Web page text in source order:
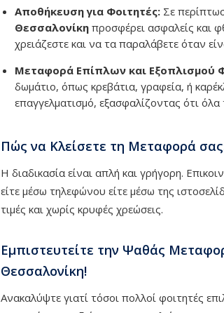
Αποθήκευση για Φοιτητές: Σε
Θεσσαλονίκη προσφέρει ασφαλείς και
χρειάζεστε και να τα παραλάβετε όταν
Μεταφορά Επίπλων και Εξοπλισμού
δωμάτιο, όπως κρεβάτια, γραφεία, ή
επαγγελματισμό, εξασφαλίζοντας ότι
Πώς να Κλείσετε τη Μεταφορά
Η διαδικασία είναι απλή και γρήγορη.
είτε μέσω τηλεφώνου είτε μέσω της
τιμές και χωρίς κρυφές χρεώσεις.
Εμπιστευτείτε την Ψαθάς
Θεσσαλονίκη!
Ανακαλύψτε γιατί τόσοι πολλοί φοιτητές